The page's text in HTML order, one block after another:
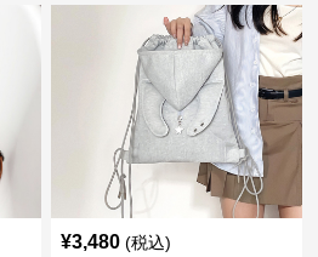
¥3,480 (税込)